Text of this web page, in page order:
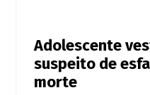
Adolescente
suspeito de
morte